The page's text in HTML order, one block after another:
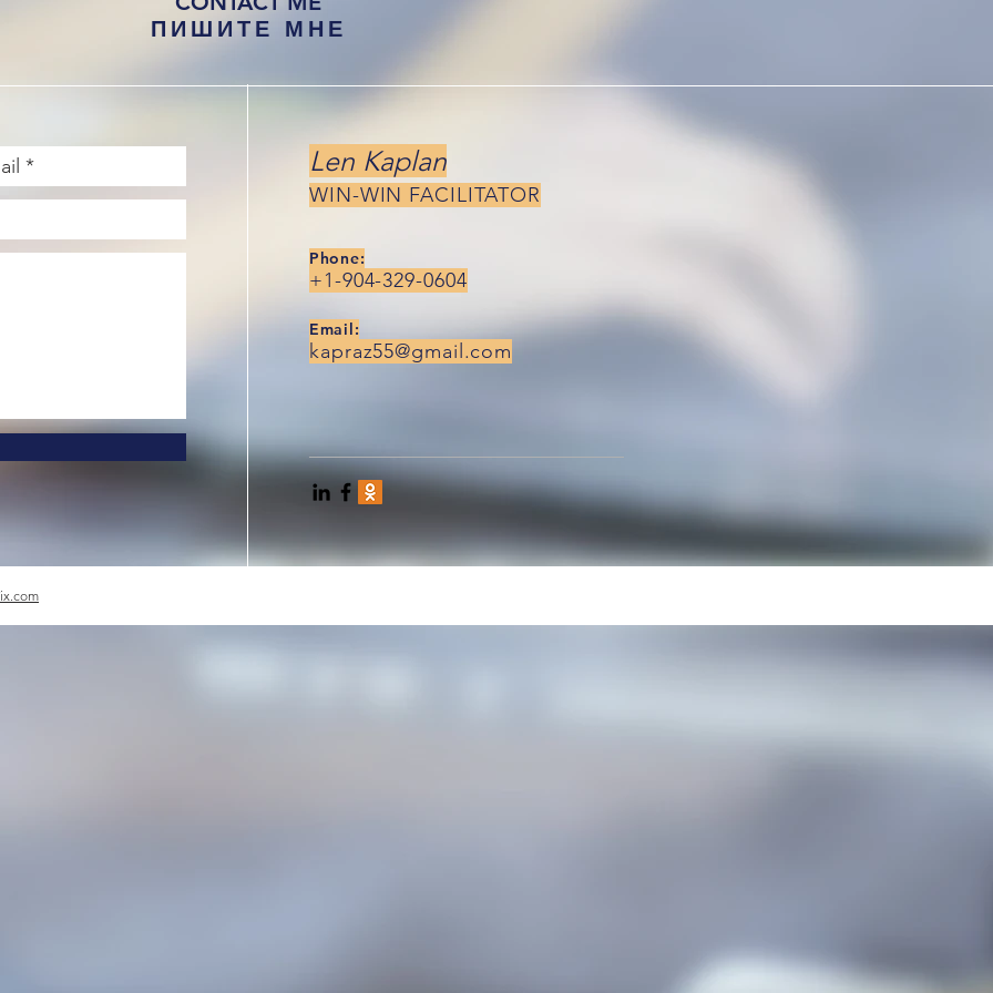
ПИШИТЕ МНЕ
Len Kaplan
WIN-WIN FACILITATOR
Phone:
+1-904-329-0604
Email:
kapraz55@gmail.com